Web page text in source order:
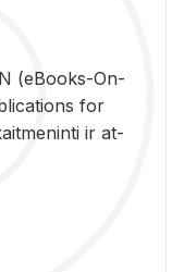
(eBo­oks-On-
for
ir at­